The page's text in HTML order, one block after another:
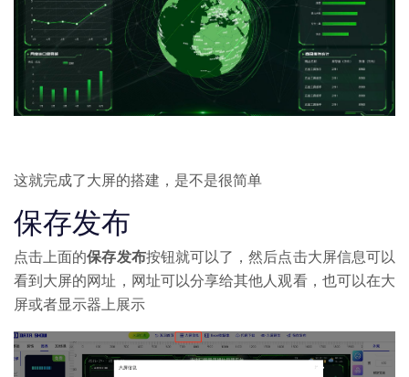
这就完成了大屏的搭建，是不是很简单
保存发布
点击上面的保存发布按钮就可以了，然后点击大屏信息可以
看到大屏的网址，网址可以分享给其他人观看，也可以在大
屏或者显示器上展示